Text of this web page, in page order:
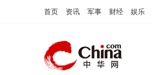
首页 资讯 军事 财经 娱乐